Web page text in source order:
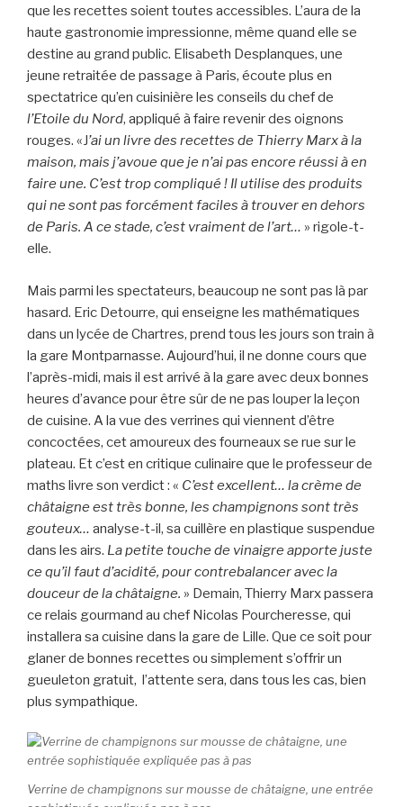
que les recettes soient toutes accessibles. L’aura de la
haute gastronomie impressionne, même quand elle se
destine au grand public. Elisabeth Desplanques, une
jeune retraitée de passage à Paris, écoute plus en
spectatrice qu’en cuisinière les conseils du chef de
l’Etoile du Nord, appliqué à faire revenir des oignons
rouges. «J’ai un livre des recettes de Thierry Marx à la
maison, mais j’avoue que je n’ai pas encore réussi à en
faire une. C’est trop compliqué ! Il utilise des produits
qui ne sont pas forcément faciles à trouver en dehors
de Paris. A ce stade, c’est vraiment de l’art… » rigole-t-
elle.
Mais parmi les spectateurs, beaucoup ne sont pas là par
hasard. Eric Detourre, qui enseigne les mathématiques
dans un lycée de Chartres, prend tous les jours son train à
la gare Montparnasse. Aujourd’hui, il ne donne cours que
l’après-midi, mais il est arrivé à la gare avec deux bonnes
heures d’avance pour être sûr de ne pas louper la leçon
de cuisine. A la vue des verrines qui viennent d’être
concoctées, cet amoureux des fourneaux se rue sur le
plateau. Et c’est en critique culinaire que le professeur de
maths livre son verdict : « C’est excellent… la crème de
châtaigne est très bonne, les champignons sont très
gouteux… analyse-t-il, sa cuillère en plastique suspendue
dans les airs. La petite touche de vinaigre apporte juste
ce qu’il faut d’acidité, pour contrebalancer avec la
douceur de la châtaigne. » Demain, Thierry Marx passera
ce relais gourmand au chef Nicolas Pourcheresse, qui
installera sa cuisine dans la gare de Lille. Que ce soit pour
glaner de bonnes recettes ou simplement s’offrir un
gueuleton gratuit, l’attente sera, dans tous les cas, bien
plus sympathique.
Verrine de champignons sur mousse de châtaigne, une entrée